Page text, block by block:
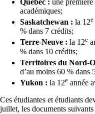
Québec : une
académiques;
Saskatchewan : la 12e
% dans 7 crédits;
Terre-Neuve : la 12e
% dans 10 crédits;
Territoires du Nord-
d’au moins 60 % dans
Yukon : la 12e année
Ces étudiantes et étudiants
juillet, les documents suivants